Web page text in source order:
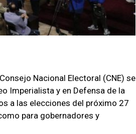
Nacional Electoral (CNE) se
Imperialista y en Defensa de la
a las elecciones del próximo 27
para gobernadores y